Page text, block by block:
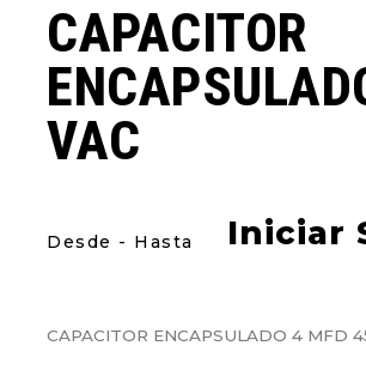
CAPACITOR
VAC
Desde - Hasta Iniciar
CAPACITOR ENCAPSULADO 4 MFD